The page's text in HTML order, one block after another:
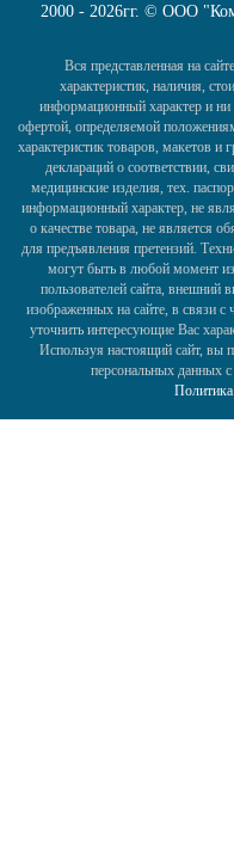
2000 - 2026гг. © ООО
Вся представленная на
характеристик, наличия,
информационный характер и ни
офертой, определяемой
характеристик товаров, макетов и
деклараций о соответствии,
медицинские изделия, тех.
информационный характер, не
о качестве товара, не является
для предъявления претензий.
могут быть в любой момент
пользователей сайта, внешний
изображенных на сайте, в связи
уточнить интересующие Вас
Используя настоящий сайт, вы
персональных данных